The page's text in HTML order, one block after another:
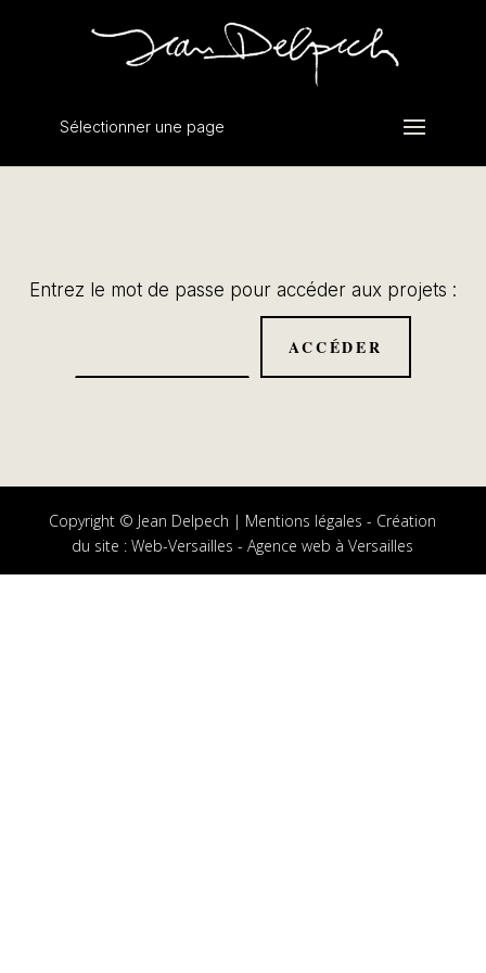
Sélectionner une page
Entrez le mot de passe pour accéder aux projets :
Copyright © Jean Delpech | Mentions légales - Création
du site :Web-Versailles - Agence web à Versailles